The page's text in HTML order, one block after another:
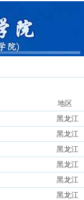
地区
黑龙江
黑龙江
黑龙江
黑龙江
黑龙江
黑龙江